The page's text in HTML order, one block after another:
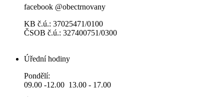
facebook @obectrnovany
KB č.ú.: 37025471/0100
ČSOB č.ú.: 327400751/0300
Úřední hodiny
Pondělí:
09.00 -12.00 13.00 - 17.00